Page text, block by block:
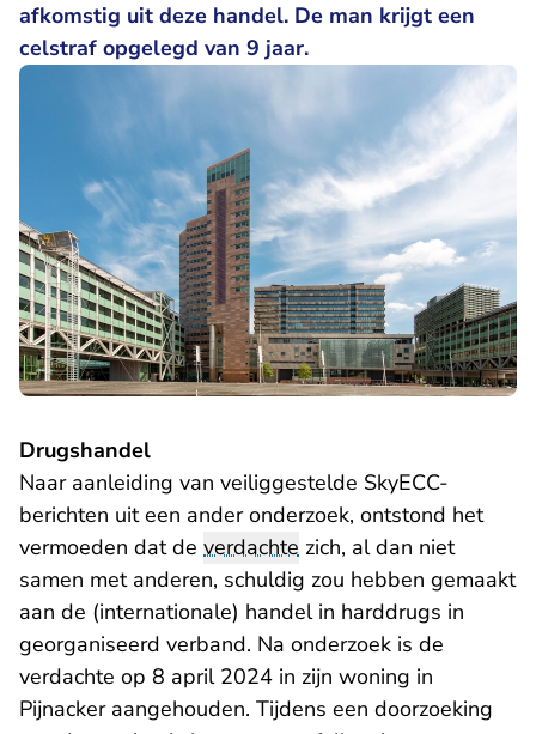
afkomstig uit deze handel. De man krijgt een
celstraf opgelegd van 9 jaar.
Drugshandel
Naar aanleiding van veiliggestelde SkyECC-
berichten uit een ander onderzoek, ontstond het
vermoeden dat de verdachte zich, al dan niet
samen met anderen, schuldig zou hebben gemaakt
aan de (internationale) handel in harddrugs in
georganiseerd verband. Na onderzoek is de
verdachte op 8 april 2024 in zijn woning in
Pijnacker aangehouden. Tijdens een doorzoeking